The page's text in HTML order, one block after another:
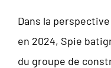
Dans la
en 2024, Spie
du groupe de